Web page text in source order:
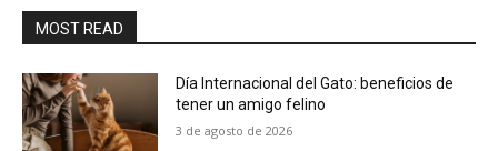
MOST READ
Día Internacional del Gato: beneficios de
tener un amigo felino
3 de agosto de 2026